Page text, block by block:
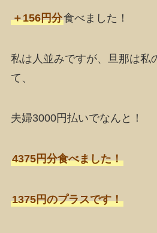
＋156円分食べました！
私は人並みですが、旦那は私
て、
夫婦3000円払いでなんと！
4375円分食べました！
1375円のプラスです！